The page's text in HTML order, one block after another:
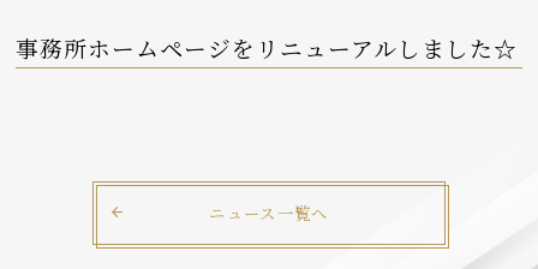
事務所ホームページをリニューアルしました☆
ニュース一覧へ